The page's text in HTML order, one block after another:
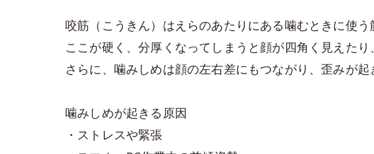
咬筋（こうきん）はえらのあたりにある噛むときに使う
ここが硬く、分厚くなってしまうと顔が四角く見えた
さらに、噛みしめは顔の左右差にもつながり、歪みが起
噛みしめが起きる原因
・ストレスや緊張